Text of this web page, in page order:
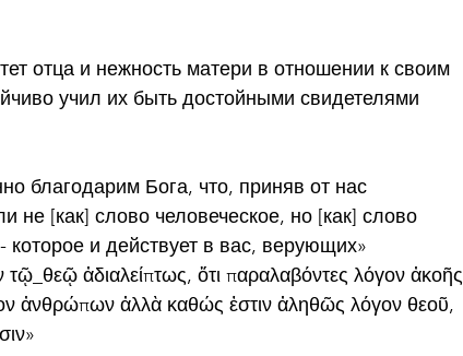
отца и нежность матери в отношении к своим
учил их быть достойными свидетелями
благодарим Бога, что, приняв от нас
[как] слово человеческое, но [как] слово
которое и действует в вас, верующих»
τῷ_θεῷ ἀδιαλείπτως, ὅτι παραλαβόντες λόγον ἀκοῆς
ἀνθρώπων ἀλλὰ καθώς ἐστιν ἀληθῶς λόγον θεοῦ,